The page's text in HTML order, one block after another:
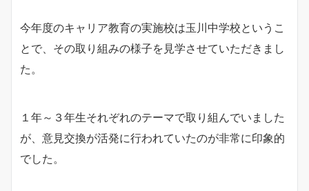
今年度のキャリア教育の実施校は玉川中学校というこ
とで、その取り組みの様子を見学させていただきまし
た。
１年～３年生それぞれのテーマで取り組んでいました
が、意見交換が活発に行われていたのが非常に印象的
でした。